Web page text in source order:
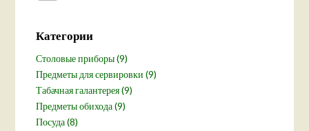
Категории
Столовые приборы (9)
Предметы для сервировки (9)
Табачная галантерея (9)
Предметы обихода (9)
Посуда (8)